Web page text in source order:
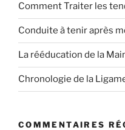
Comment Traiter les
Conduite à tenir après
La rééducation de la
Chronologie de la
COMMENTAIRES